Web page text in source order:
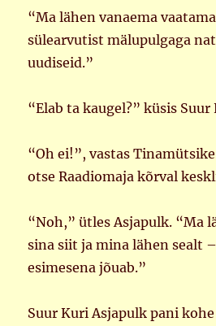
“Ma lähen vanaema
sülearvutist mälupulgaga
uudiseid.”
“Elab ta kaugel?” küsis
“Oh ei!”, vastas
otse Raadiomaja kõrval
“Noh,” ütles Asjapulk. “Ma
sina siit ja mina lähen sealt
esimesena jõuab.”
Suur Kuri Asjapulk pani